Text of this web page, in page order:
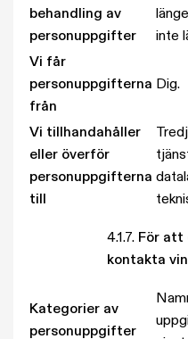
behandling av
personuppgifter
inte
Vi får
personuppgifterna
från
Dig.
Vi tillhandahåller
eller överför
personuppgifterna
till
4.1.7. För att
kontakta
Kategorier av
personuppgifter